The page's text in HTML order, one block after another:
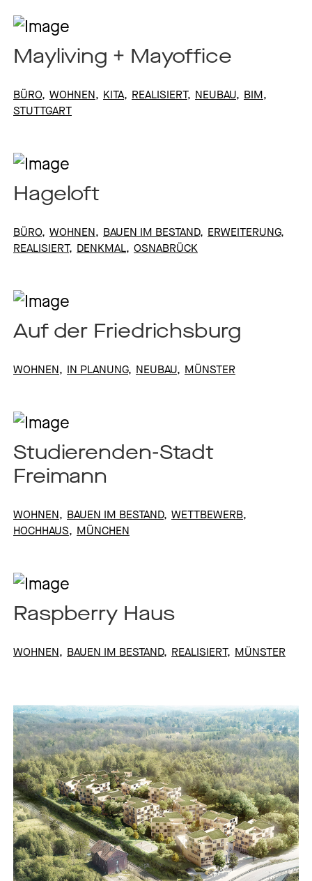
Topics
Jobs
Contact
Privacy Policy
Mayliving + Mayoffice
BÜRO WOHNEN KITA REALISIERT NEUBAU BIM
STUTTGART
Hageloft
BÜRO WOHNEN BAUEN IM BESTAND ERWEITERUNG
REALISIERT DENKMAL OSNABRÜCK
Auf der Friedrichsburg
WOHNEN IN PLANUNG NEUBAU MÜNSTER
Studierenden-Stadt
Freimann
WOHNEN BAUEN IM BESTAND WETTBEWERB
HOCHHAUS
MÜNCHEN
Raspberry Haus
WOHNEN BAUEN IM BESTAND REALISIERT MÜNSTER